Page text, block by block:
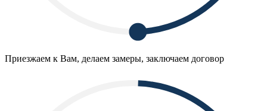
Приезжаем к Вам, делаем замеры, заключаем договор